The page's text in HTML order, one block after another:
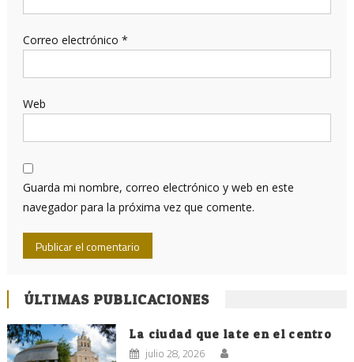
Correo electrónico *
Web
Guarda mi nombre, correo electrónico y web en este
navegador para la próxima vez que comente.
ÚLTIMAS PUBLICACIONES
La ciudad que late en el centro
julio 28, 2026